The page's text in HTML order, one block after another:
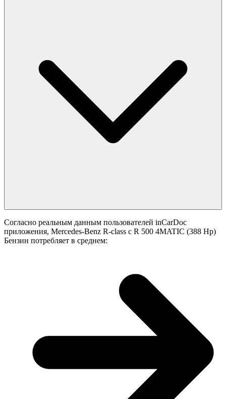
Согласно реальным данным пользователей inCarDoc
приложения, Mercedes-Benz R-class с R 500 4MATIC (388 Hp)
Бензин потребляет в среднем: